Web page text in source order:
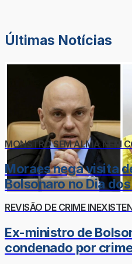
Últimas Notícias
MONSTRO SEM ALMA NEM
Moraes nega visita
Bolsonaro no Dia
REVISÃO DE CRIME
Ex-ministro de
condenado por